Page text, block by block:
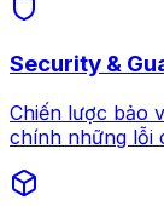
Security &
Chiến lược bảo
chính những lỗi